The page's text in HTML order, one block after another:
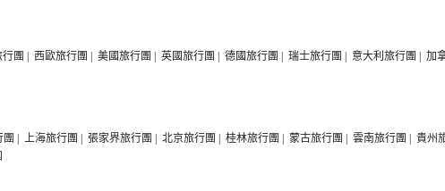
團 | 西歐旅行團 | 美國旅行團 | 英國旅行團 | 德國旅行團 | 瑞士旅行團 | 意大利旅行團 | 加
團 | 上海旅行團 | 張家界旅行團 | 北京旅行團 | 桂林旅行團 | 蒙古旅行團 | 雲南旅行團 | 貴州